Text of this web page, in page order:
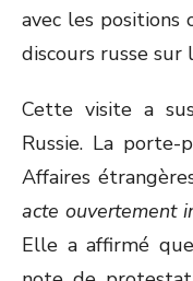
avec les positions
discours russe sur
Cette visite a
Russie. La
Affaires
acte ouvertement
Elle a affirmé